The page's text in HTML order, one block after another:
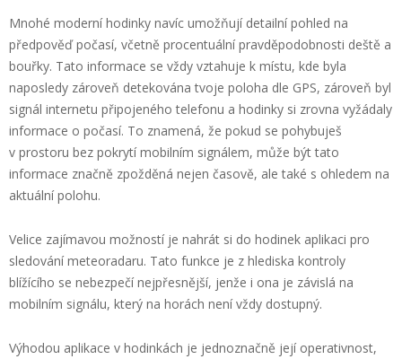
Mnohé moderní hodinky navíc umožňují detailní pohled na
předpověď počasí, včetně procentuální pravděpodobnosti deště a
bouřky. Tato informace se vždy vztahuje k místu, kde byla
naposledy zároveň detekována tvoje poloha dle GPS, zároveň byl
signál internetu připojeného telefonu a hodinky si zrovna vyžádaly
informace o počasí. To znamená, že pokud se pohybuješ
v prostoru bez pokrytí mobilním signálem, může být tato
informace značně zpožděná nejen časově, ale také s ohledem na
aktuální polohu.
Velice zajímavou možností je nahrát si do hodinek aplikaci pro
sledování meteoradaru. Tato funkce je z hlediska kontroly
blížícího se nebezpečí nejpřesnější, jenže i ona je závislá na
mobilním signálu, který na horách není vždy dostupný.
Výhodou aplikace v hodinkách je jednoznačně její operativnost,